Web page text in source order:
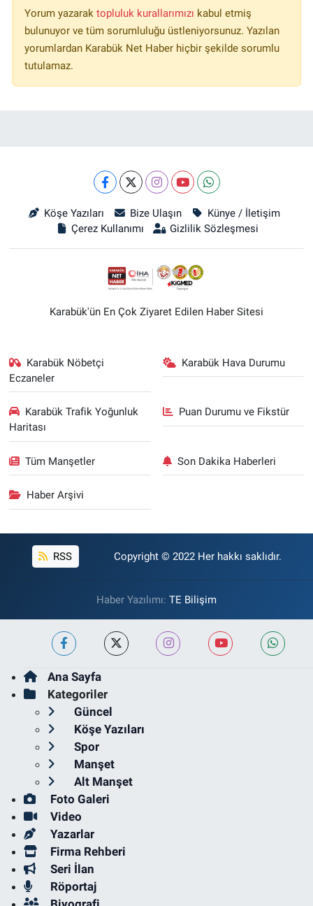
Yorum yazarak topluluk kurallarımızı kabul etmiş
bulunuyor ve tüm sorumluluğu üstleniyorsunuz. Yazılan
yorumlardan Karabük Net Haber hiçbir şekilde sorumlu
tutulamaz.
Köşe Yazıları Bize Ulaşın
Künye / İletişim
Çerez Kullanımı
Gizlilik Sözleşmesi
Karabük'ün En Çok Ziyaret Edilen Haber Sitesi
Karabük Nöbetçi
Eczaneler
Karabük Hava Durumu
Karabük Trafik Yoğunluk
Haritası
Puan Durumu ve Fikstür
Tüm Manşetler Son Dakika Haberleri
Haber Arşivi
RSS Copyright © 2022 Her hakkı saklıdır.
Haber Yazılımı: TE Bilişim
Ana Sayfa
Kategoriler
Güncel
Köşe Yazıları
Spor
Manşet
Alt Manşet
Foto Galeri
Video
Yazarlar
Firma Rehberi
Seri İlan
Röportaj